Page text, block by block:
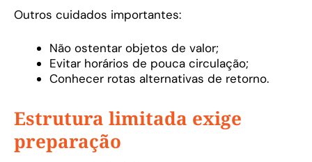
Outros cuidados importantes:
Não ostentar objetos de valor;
Evitar horários de pouca circulação;
Conhecer rotas alternativas de retorno.
Estrutura limitada exige
preparação